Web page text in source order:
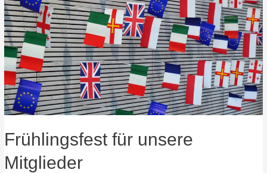
Frühlingsfest für unsere
Mitglieder